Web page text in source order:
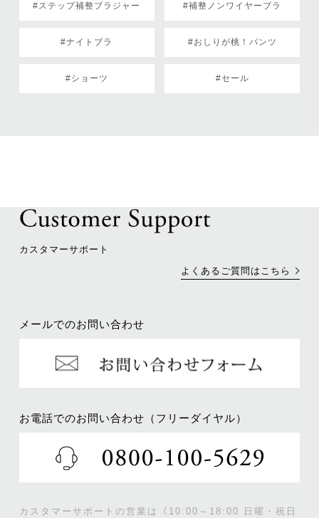
#ステップ補整ブラジャー #補整ノンワイヤーブラ
#ナイトブラ #おしりが桃！パンツ
#ショーツ #セール
カスタマーサポート
よくあるご質問はこちら
メールでのお問い合わせ
お電話でのお問い合わせ（フリーダイヤル）
カスタマーサポートの営業は《10:00～18:00 日曜・祝日